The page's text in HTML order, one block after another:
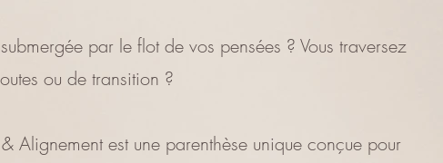
par le flot de vos pensées ? Vous traversez
ou de transition ?
Alignement est une parenthèse unique conçue pour